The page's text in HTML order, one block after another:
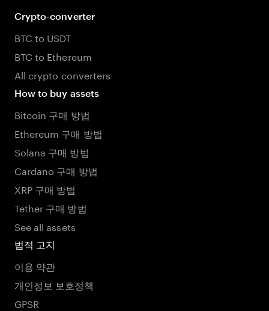
Crypto-converter
BTC to USDT
BTC to Ethereum
All crypto converters
How to buy assets
Bitcoin 구매 방법
Ethereum 구매 방법
Solana 구매 방법
Cardano 구매 방법
XRP 구매 방법
Tether 구매 방법
See all assets
법적 고지
이용 약관
개인정보 보호정책
GPSR